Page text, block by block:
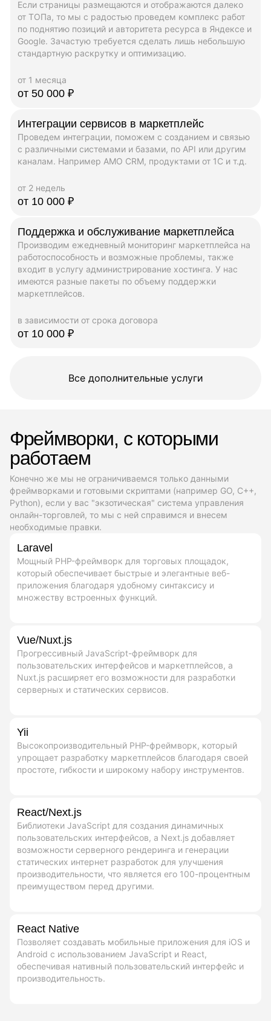
Если страницы размещаются и отображаются далеко
от ТОПа, то мы с радостью проведем комплекс работ
по поднятию позиций и авторитета ресурса в Яндексе и
Google. Зачастую требуется сделать лишь небольшую
стандартную раскрутку и оптимизацию.
от 1 месяца
от 50 000 ₽
Интеграции сервисов в маркетплейс
Проведем интеграции, поможем с созданием и связью
с различными системами и базами, по API или другим
каналам. Например AMO CRM, продуктами от 1C и т.д.
от 2 недель
от 10 000 ₽
Поддержка и обслуживание маркетплейса
Производим ежедневный мониторинг маркетплейса на
работоспособность и возможные проблемы, также
входит в услугу администрирование хостинга. У нас
имеются разные пакеты по объему поддержки
маркетплейсов.
в зависимости от срока договора
от 10 000 ₽
Все дополнительные услуги
Фреймворки, с которыми
работаем
Конечно же мы не ограничиваемся только данными
фреймворками и готовыми скриптами (например GO, C++,
Python), если у вас "экзотическая" система управления
онлайн-торговлей, то мы с ней справимся и внесем
необходимые правки.
Laravel
Мощный PHP-фреймворк для торговых площадок,
который обеспечивает быстрые и элегантные веб-
приложения благодаря удобному синтаксису и
множеству встроенных функций.
Vue/Nuxt.js
Прогрессивный JavaScript-фреймворк для
пользовательских интерфейсов и маркетплейсов, а
Nuxt.js расширяет его возможности для разработки
серверных и статических сервисов.
Yii
Высокопроизводительный PHP-фреймворк, который
упрощает разработку маркетплейсов благодаря своей
простоте, гибкости и широкому набору инструментов.
React/Next.js
Библиотеки JavaScript для создания динамичных
пользовательских интерфейсов, а Next.js добавляет
возможности серверного рендеринга и генерации
статических интернет разработок для улучшения
производительности, что является его 100-процентным
преимуществом перед другими.
React Native
Позволяет создавать мобильные приложения для iOS и
Android с использованием JavaScript и React,
обеспечивая нативный пользовательский интерфейс и
производительность.